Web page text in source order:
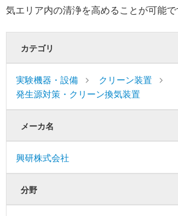
気エリア内の清浄を高めることが可能で
カテゴリ
実験機器・設備
クリーン装置
発生源対策・クリーン換気装置
メーカ名
興研株式会社
分野